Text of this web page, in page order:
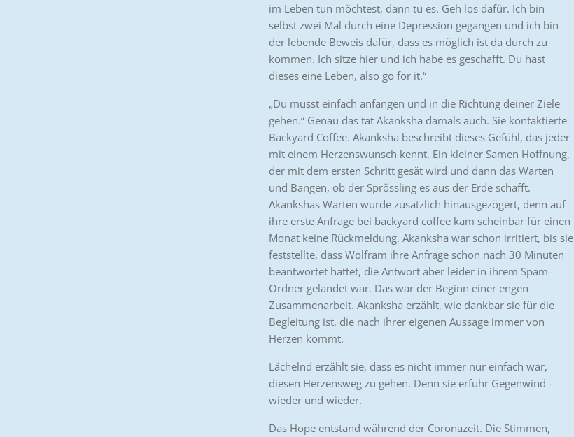
im Leben tun möchtest, dann tu es. Geh los dafür. Ich bin
selbst zwei Mal durch eine Depression gegangen und ich bin
der lebende Beweis dafür, dass es möglich ist da durch zu
kommen. Ich sitze hier und ich habe es geschafft. Du hast
dieses eine Leben, also go for it.“
„Du musst einfach anfangen und in die Richtung deiner Ziele
gehen.“ Genau das tat Akanksha damals auch. Sie kontaktierte
Backyard Coffee. Akanksha beschreibt dieses Gefühl, das jeder
mit einem Herzenswunsch kennt. Ein kleiner Samen Hoffnung,
der mit dem ersten Schritt gesät wird und dann das Warten
und Bangen, ob der Sprössling es aus der Erde schafft.
Akankshas Warten wurde zusätzlich hinausgezögert, denn auf
ihre erste Anfrage bei backyard coffee kam scheinbar für einen
Monat keine Rückmeldung. Akanksha war schon irritiert, bis sie
feststellte, dass Wolfram ihre Anfrage schon nach 30 Minuten
beantwortet hattet, die Antwort aber leider in ihrem Spam-
Ordner gelandet war. Das war der Beginn einer engen
Zusammenarbeit. Akanksha erzählt, wie dankbar sie für die
Begleitung ist, die nach ihrer eigenen Aussage immer von
Herzen kommt.
Lächelnd erzählt sie, dass es nicht immer nur einfach war,
diesen Herzensweg zu gehen. Denn sie erfuhr Gegenwind -
wieder und wieder.
Das Hope entstand während der Coronazeit. Die Stimmen,